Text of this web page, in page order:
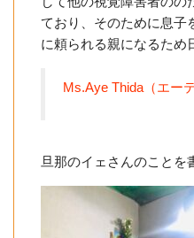
ており、そのために息子
に頼られる親になるため
Ms.Aye Thida（エー
旦那のイェさんのことを